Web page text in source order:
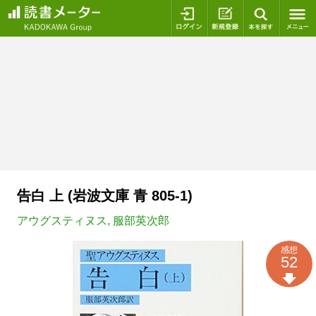
ログイン 新規登録
告白 上 (岩波文庫 青 805-1)
アウグスティヌス, 服部英次郎
感想
52